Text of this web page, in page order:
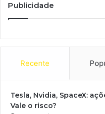
Publicidade
Recente
Tesla, Nvidia, SpaceX:
Vale o risco?